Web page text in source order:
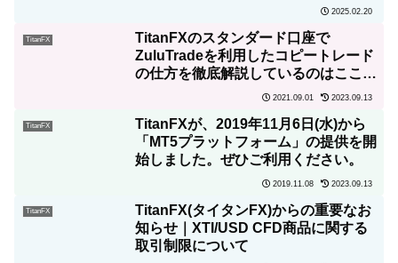
2025.02.20
TitanFX
TitanFXのスタンダード口座で
ZuluTradeを利用したコピートレード
の仕方を徹底解説しているのはここだ
け！投資の知識ゼロでも資産倍増可！
2021.09.01 2023.09.13
TitanFX
TitanFXが、2019年11月6日(水)から
「MT5プラットフォーム」の提供を開
始しました。ぜひご利用ください。
2019.11.08 2023.09.13
TitanFX
TitanFX(タイタンFX)からの重要なお
知らせ｜XTI/USD CFD商品に関する
取引制限について